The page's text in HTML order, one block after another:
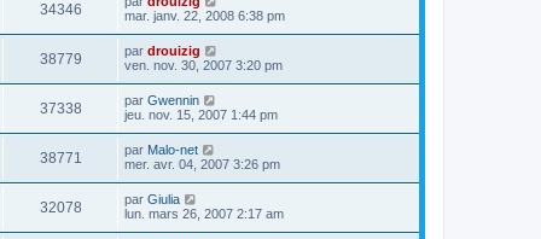
34346
mar. janv. 22, 2008 6:38 pm
38779 par drouizig
ven. nov. 30, 2007 3:20 pm
37338 par Gwennin
jeu. nov. 15, 2007 1:44 pm
38771 par Malo-net
mer. avr. 04, 2007 3:26 pm
32078 par Giulia
lun. mars 26, 2007 2:17 am